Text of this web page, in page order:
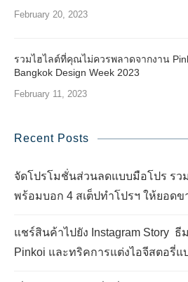
February 20, 2023
รวมไฮไลต์ที่คุณไม่ควรพลาดจากงาน
Bangkok Design Week 2023
February 11, 2023
Recent Posts
จัดโปรโมชั่นส่วนลดแบบมือโปร รว
พร้อมบอก 4 สเต็ปทำโปรฯ ให้ยอด
แชร์สินค้าไปยัง Instagram Story ธี
Pinkoi และทริคการแต่งไอจีสตอรี่